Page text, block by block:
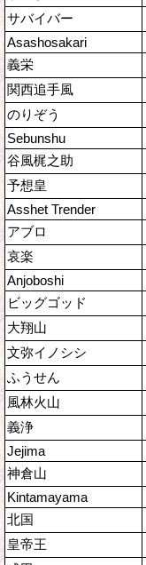
サバイバー
Asashosakari
義栄
関西追手風
のりぞう
Sebunshu
谷風梶之助
予想皇
Asshet Trender
アブロ
哀楽
Anjoboshi
ビッグゴッド
大翔山
文弥イノシシ
ふうせん
風林火山
義浄
Jejima
神倉山
Kintamayama
北国
皇帝王